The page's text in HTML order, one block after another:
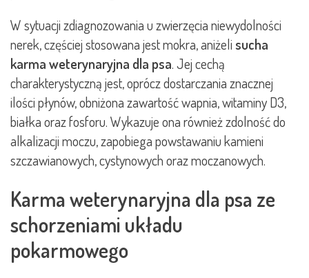
W sytuacji zdiagnozowania u zwierzęcia niewydolności
nerek, częściej stosowana jest mokra, aniżeli sucha
karma weterynaryjna dla psa. Jej cechą
charakterystyczną jest, oprócz dostarczania znacznej
ilości płynów, obniżona zawartość wapnia, witaminy D3,
białka oraz fosforu. Wykazuje ona również zdolność do
alkalizacji moczu, zapobiega powstawaniu kamieni
szczawianowych, cystynowych oraz moczanowych.
Karma weterynaryjna dla psa ze
schorzeniami układu
pokarmowego